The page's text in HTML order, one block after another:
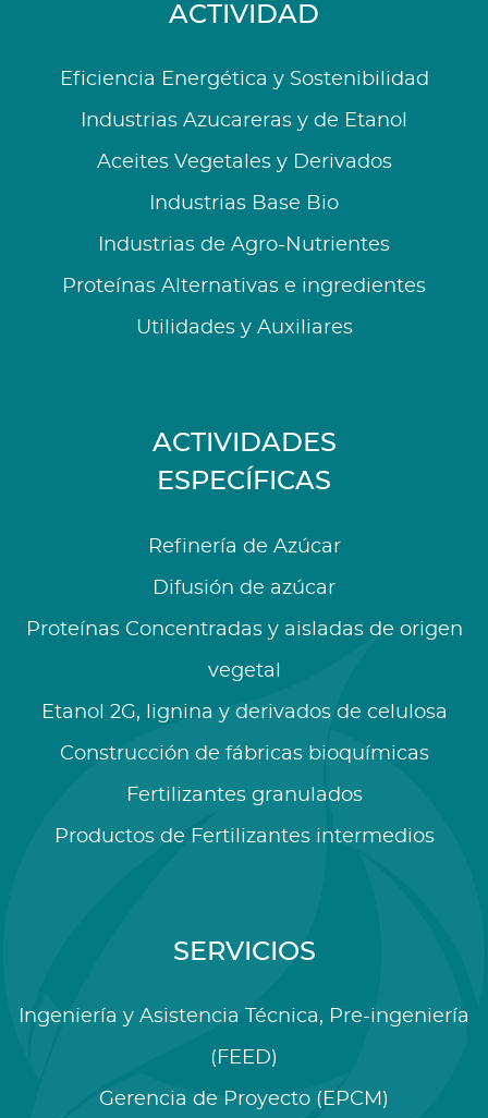
ACTIVIDAD
Eficiencia Energética y Sostenibilidad
Industrias Azucareras y de Etanol
Aceites Vegetales y Derivados
Industrias Base Bio
Industrias de Agro-Nutrientes
Proteínas Alternativas e ingredientes
Utilidades y Auxiliares
ACTIVIDADES
ESPECÍFICAS
Refinería de Azúcar
Difusión de azúcar
Proteínas Concentradas y aisladas de origen
vegetal
Etanol 2G, lignina y derivados de celulosa
Construcción de fábricas bioquímicas
Fertilizantes granulados
Productos de Fertilizantes intermedios
SERVICIOS
Ingeniería y Asistencia Técnica, Pre-ingeniería
(FEED)
Gerencia de Proyecto (EPCM)